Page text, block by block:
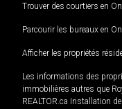
Trouver des courtiers en
Parcourir les bureaux en
Afficher les propriétés
Les informations des
immobilières autres que
REALTOR.ca Installation